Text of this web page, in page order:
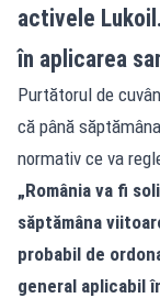
activele
în aplicarea
Purtătorul de
că până
normativ ce va
„România va fi
săptămâna
probabil de
general aplicabil